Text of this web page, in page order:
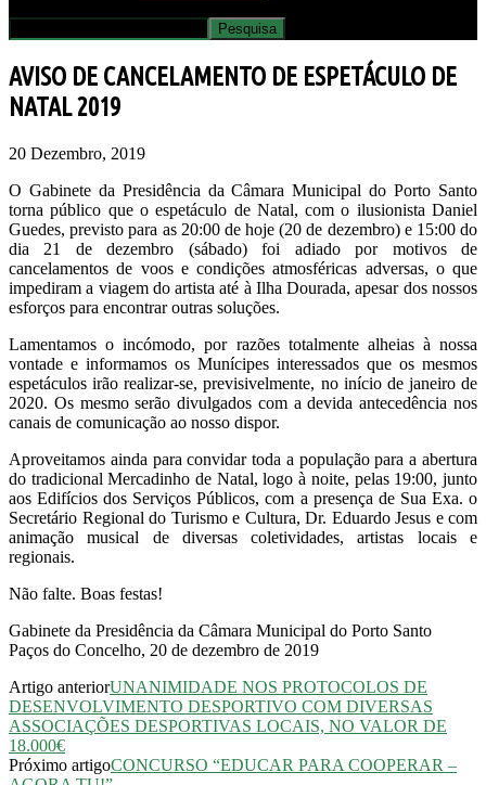
AVISO DE CANCELAMENTO DE ESPETÁCULO DE
NATAL 2019
20 Dezembro, 2019
O Gabinete da Presidência da Câmara Municipal do Porto Santo
torna público que o espetáculo de Natal, com o ilusionista Daniel
Guedes, previsto para as 20:00 de hoje (20 de dezembro) e 15:00 do
dia 21 de dezembro (sábado) foi adiado por motivos de
cancelamentos de voos e condições atmosféricas adversas, o que
impediram a viagem do artista até à Ilha Dourada, apesar dos nossos
esforços para encontrar outras soluções.
Lamentamos o incómodo, por razões totalmente alheias à nossa
vontade e informamos os Munícipes interessados que os mesmos
espetáculos irão realizar-se, previsivelmente, no início de janeiro de
2020. Os mesmo serão divulgados com a devida antecedência nos
canais de comunicação ao nosso dispor.
Aproveitamos ainda para convidar toda a população para a abertura
do tradicional Mercadinho de Natal, logo à noite, pelas 19:00, junto
aos Edifícios dos Serviços Públicos, com a presença de Sua Exa. o
Secretário Regional do Turismo e Cultura, Dr. Eduardo Jesus e com
animação musical de diversas coletividades, artistas locais e
regionais.
Não falte. Boas festas!
Gabinete da Presidência da Câmara Municipal do Porto Santo
Paços do Concelho, 20 de dezembro de 2019
Artigo anteriorUNANIMIDADE NOS PROTOCOLOS DE
DESENVOLVIMENTO DESPORTIVO COM DIVERSAS
ASSOCIAÇÕES DESPORTIVAS LOCAIS, NO VALOR DE
18.000€
Próximo artigoCONCURSO “EDUCAR PARA COOPERAR –